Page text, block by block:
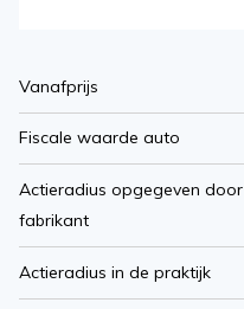
Vanafprijs
Fiscale waarde auto
Actieradius opgegeven door
fabrikant
Actieradius in de praktijk